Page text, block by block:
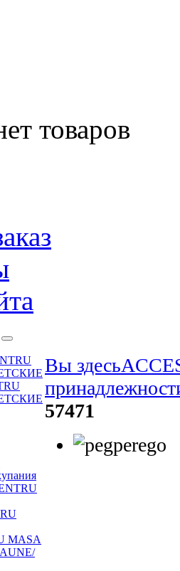
товаров
Вы здесь
57471
MASA